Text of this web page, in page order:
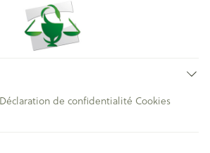
Déclaration de confidentialité Cookies